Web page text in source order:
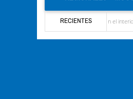
RECIENTES
eléctrica en el interior del país La